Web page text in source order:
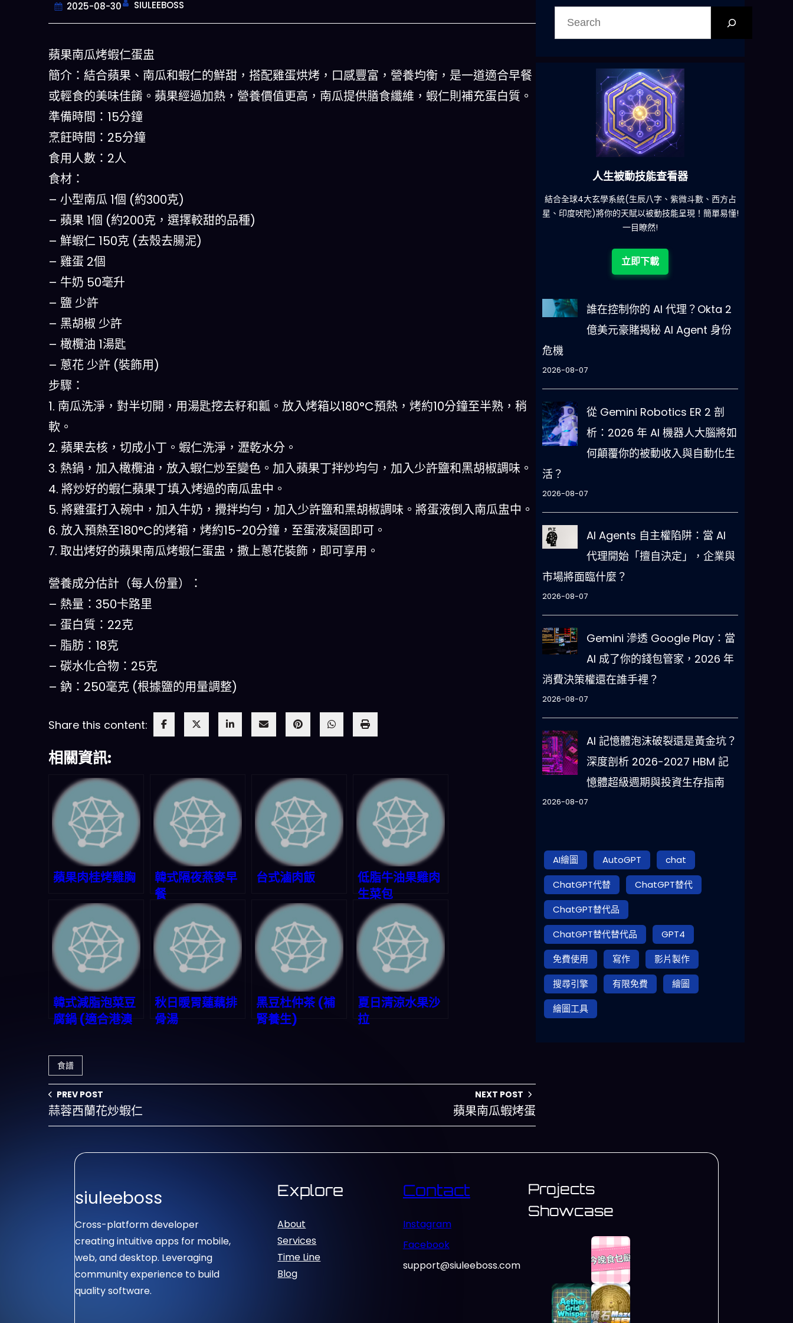
2025-08-30 SIULEEBOSS
蘋果南瓜烤蝦仁蛋盅
簡介：結合蘋果、南瓜和蝦仁的鮮甜，搭配雞蛋烘烤，口感豐富，營養均衡，是一道適合早餐
或輕食的美味佳餚。蘋果經過加熱，營養價值更高，南瓜提供膳食纖維，蝦仁則補充蛋白質。
準備時間：15分鐘
烹飪時間：25分鐘
食用人數：2人
食材：
– 小型南瓜 1個 (約300克)
– 蘋果 1個 (約200克，選擇較甜的品種)
– 鮮蝦仁 150克 (去殼去腸泥)
– 雞蛋 2個
– 牛奶 50毫升
– 鹽 少許
– 黑胡椒 少許
– 橄欖油 1湯匙
– 蔥花 少許 (裝飾用)
步驟：
1. 南瓜洗淨，對半切開，用湯匙挖去籽和瓤。放入烤箱以180°C預熱，烤約10分鐘至半熟，稍
軟。
2. 蘋果去核，切成小丁。蝦仁洗淨，瀝乾水分。
3. 熱鍋，加入橄欖油，放入蝦仁炒至變色。加入蘋果丁拌炒均勻，加入少許鹽和黑胡椒調味。
4. 將炒好的蝦仁蘋果丁填入烤過的南瓜盅中。
5. 將雞蛋打入碗中，加入牛奶，攪拌均勻，加入少許鹽和黑胡椒調味。將蛋液倒入南瓜盅中。
6. 放入預熱至180°C的烤箱，烤約15-20分鐘，至蛋液凝固即可。
7. 取出烤好的蘋果南瓜烤蝦仁蛋盅，撒上蔥花裝飾，即可享用。
營養成分估計（每人份量）：
– 熱量：350卡路里
– 蛋白質：22克
– 脂肪：18克
– 碳水化合物：25克
– 鈉：250毫克 (根據鹽的用量調整)
Share this content:
相關資訊:
蘋果肉桂烤雞胸
韓式隔夜燕麥早
餐
台式滷肉飯
低脂牛油果雞肉
生菜包
韓式減脂泡菜豆
腐鍋 (適合港澳
秋日暖胃蓮藕排
骨湯
黑豆杜仲茶 (補
腎養生)
夏日清涼水果沙
拉
食譜
PREV POST
蒜蓉西蘭花炒蝦仁
NEXT POST
蘋果南瓜蝦烤蛋
一鍵配搭出三餸一湯的完美晚餐組合,以後免除晚餐吃
什麽的煩惱
六合彩發達神器
減少超過500萬個低概率中獎組合，提高中獎率
立即下載
誰在控制你的 AI 代理？Okta 2
億美元豪賭揭秘 AI Agent 身份
危機
2026-08-07
從 Gemini Robotics ER 2 剖
析：2026 年 AI 機器人大腦將如
何顛覆你的被動收入與自動化生
活？
2026-08-07
AI Agents 自主權陷阱：當 AI
代理開始「擅自決定」，企業與
市場將面臨什麼？
2026-08-07
Gemini 滲透 Google Play：當
AI 成了你的錢包管家，2026 年
消費決策權還在誰手裡？
2026-08-07
AI 記憶體泡沫破裂還是黃金坑？
深度剖析 2026-2027 HBM 記
憶體超級週期與投資生存指南
2026-08-07
AI繪圖 AutoGPT
chat
ChatGPT代替
ChatGPT替代
ChatGPT替代品
ChatGPT替代替代品
GPT4
免費使用
寫作
影片製作
搜尋引擎
有限免費
繪圖
繪圖工具
siuleeboss
Cross-platform developer
creating intuitive apps for mobile,
web, and desktop. Leveraging
community experience to build
quality software.
Explore
About
Services
Time Line
Blog
Contact
Instagram
Facebook
support@siuleeboss.com
Projects
Showcase